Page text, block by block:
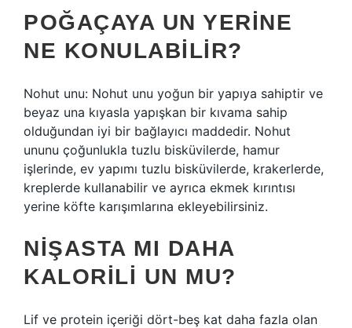
POĞAÇAYA UN YERINE
NE KONULABILIR?
Nohut unu: Nohut unu yoğun bir yapıya sahiptir ve
beyaz una kıyasla yapışkan bir kıvama sahip
olduğundan iyi bir bağlayıcı maddedir. Nohut
ununu çoğunlukla tuzlu bisküvilerde, hamur
işlerinde, ev yapımı tuzlu bisküvilerde, krakerlerde,
kreplerde kullanabilir ve ayrıca ekmek kırıntısı
yerine köfte karışımlarına ekleyebilirsiniz.
NIŞASTA MI DAHA
KALORILI UN MU?
Lif ve protein içeriği dört-beş kat daha fazla olan